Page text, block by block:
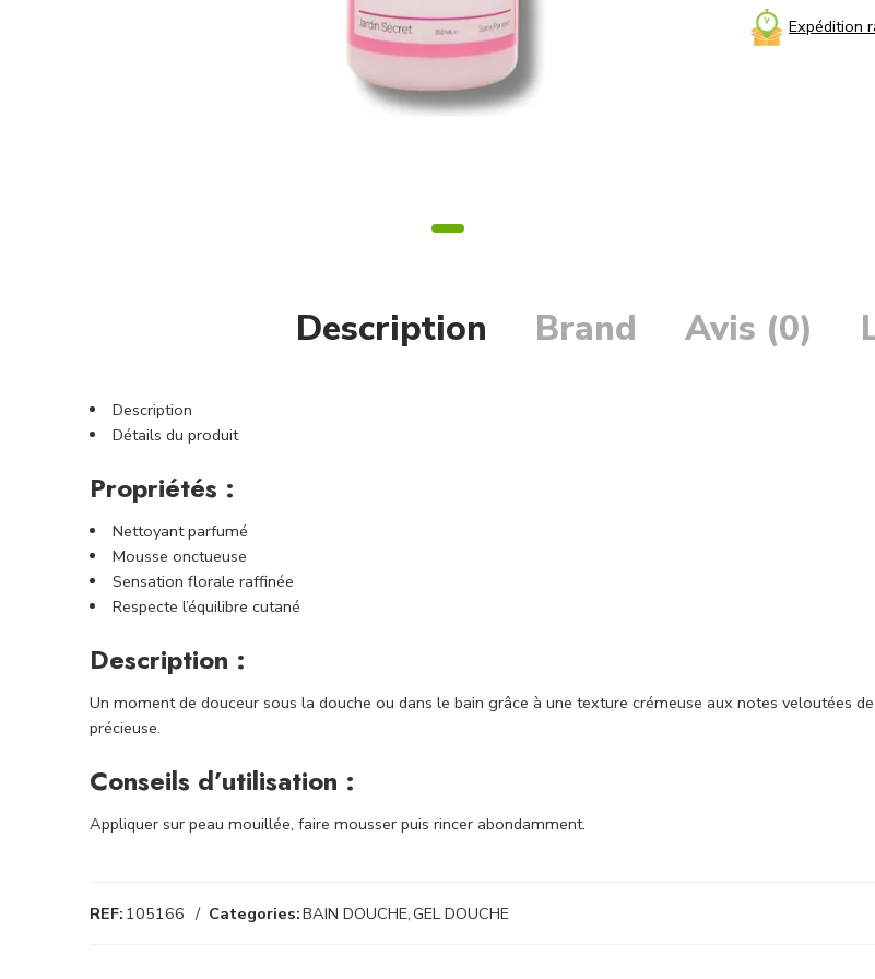
Expédition
Description Brand Avis (0)
Description
Détails du produit
Propriétés :
Nettoyant parfumé
Mousse onctueuse
Sensation florale raffinée
Respecte l’équilibre cutané
Description :
Un moment de douceur sous la douche ou dans le bain grâce à une texture crémeuse aux notes veloutées
précieuse.
Conseils d’utilisation :
Appliquer sur peau mouillée, faire mousser puis rincer abondamment.
REF: 105166 Categories:BAIN DOUCHE,GEL DOUCHE